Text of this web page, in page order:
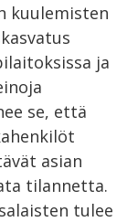
kuulemisten
ja
se, että
asian
tilannetta.
tulee